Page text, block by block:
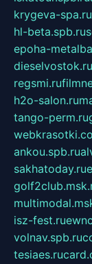
krygeva-spa.ru
hl-beta.spb.ru
epoha-
dieselvostok.ru
regsmi.ru
h2o-salon.ru
tango-perm.ru
ankou.spb.ru
sakhatoday.ru
isz-fest.ru
volnav.spb.ru
tesiaes.ru